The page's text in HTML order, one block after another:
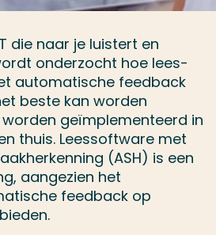
die naar je luistert en
onderzocht hoe lees-
automatische feedback
beste kan worden
geïmplementeerd in
thuis. Leessoftware met
(ASH) is een
aangezien het
feedback op